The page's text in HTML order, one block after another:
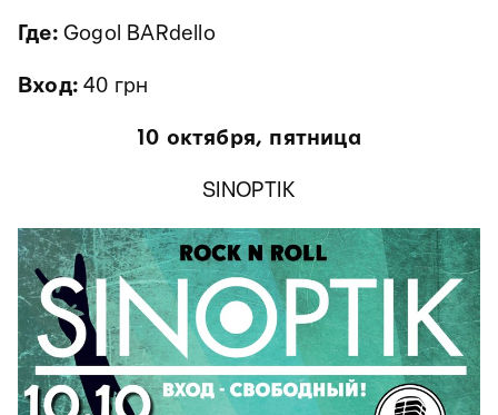
Где:Gogol BARdello
Вход: 40 грн
10 октября, пятница
SINOPTIK